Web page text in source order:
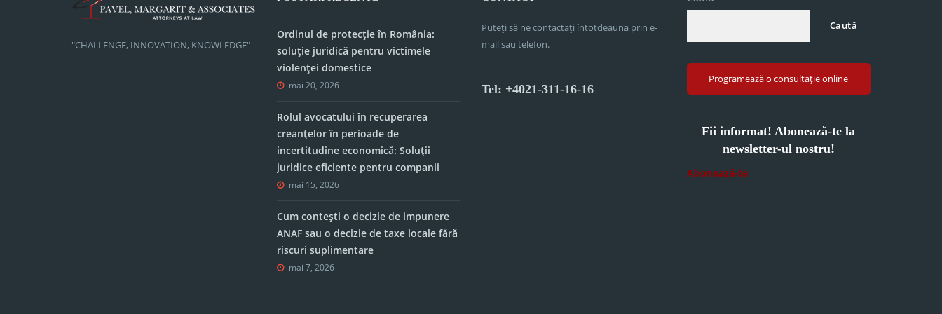
"CHALLENGE, INNOVATION, KNOWLEDGE"
Ordinul de protecție în România:
soluție juridică pentru victimele
violenței domestice
mai 20, 2026
Rolul avocatului în recuperarea
creanțelor în perioade de
incertitudine economică: Soluții
juridice eficiente pentru companii
mai 15, 2026
Cum contești o decizie de impunere
ANAF sau o decizie de taxe locale fără
riscuri suplimentare
mai 7, 2026
Puteți să ne contactați întotdeauna prin e-
mail sau telefon.
Tel: +4021-311-16-16
Caută
Programează o consultație online
Fii informat! Abonează-te la
newsletter-ul nostru!
Abonează-te